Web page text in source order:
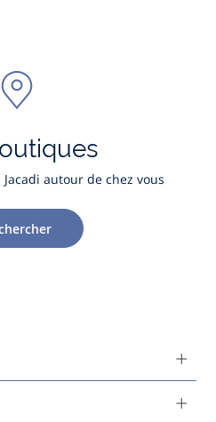
autour de chez vous